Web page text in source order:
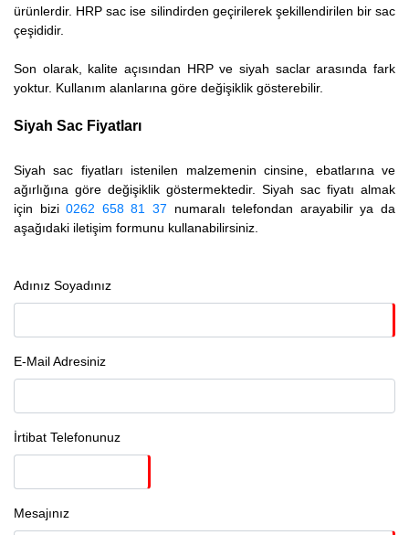
ürünlerdir. HRP sac ise silindirden geçirilerek şekillendirilen bir sac
çeşididir.
Son olarak, kalite açısından HRP ve siyah saclar arasında fark
yoktur. Kullanım alanlarına göre değişiklik gösterebilir.
Siyah Sac Fiyatları
Siyah sac fiyatları istenilen malzemenin cinsine, ebatlarına ve
ağırlığına göre değişiklik göstermektedir. Siyah sac fiyatı almak
için bizi0262 658 81 37 numaralı telefondan arayabilir ya da
aşağıdaki iletişim formunu kullanabilirsiniz.
Adınız Soyadınız
E-Mail Adresiniz
İrtibat Telefonunuz
Mesajınız